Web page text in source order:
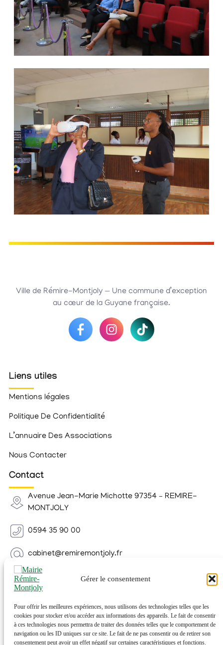
Gérer le consentement
Pour offrir les meilleures expériences, nous utilisons des technologies telles que les
cookies pour stocker et/ou accéder aux informations des appareils. Le fait de consentir
à ces technologies nous permettra de traiter des données telles que le comportement de
navigation ou les ID uniques sur ce site. Le fait de ne pas consentir ou de retirer son
consentement peut avoir un effet négatif sur certaines caractéristiques et fonctions.
Ville de Rémire-Montjoly — Une commune d’exception
au cœur de la Guyane française.
Liens utiles
Mentions légales
Politique De Confidentialité
L’annuaire Des Associations
Nous Contacter
Contact
Avenue Jean-Marie Michotte 97354 – REMIRE-
MONTJOLY
0594 35 90 00
cabinet@remiremontjoly.fr
Newsletter
nouvelles de votre commune.